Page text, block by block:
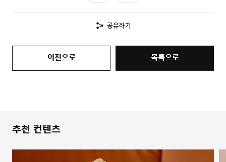
공유하기
이전으로 목록으로
추천 컨텐츠